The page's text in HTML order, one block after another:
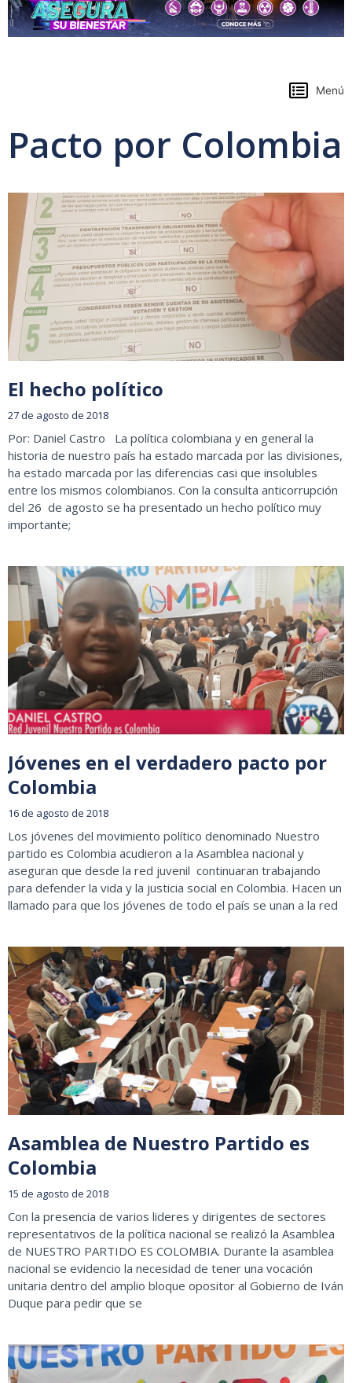
Menú
Pacto por Colombia
El hecho político
27 de agosto de 2018
Por: Daniel Castro La política colombiana y en general la
historia de nuestro país ha estado marcada por las divisiones,
ha estado marcada por las diferencias casi que insolubles
entre los mismos colombianos. Con la consulta anticorrupción
del 26 de agosto se ha presentado un hecho político muy
importante;
Jóvenes en el verdadero pacto por
Colombia
16 de agosto de 2018
Los jóvenes del movimiento político denominado Nuestro
partido es Colombia acudieron a la Asamblea nacional y
aseguran que desde la red juvenil continuaran trabajando
para defender la vida y la justicia social en Colombia. Hacen un
llamado para que los jóvenes de todo el país se unan a la red
Asamblea de Nuestro Partido es
Colombia
15 de agosto de 2018
Con la presencia de varios lideres y dirigentes de sectores
representativos de la política nacional se realizó la Asamblea
de NUESTRO PARTIDO ES COLOMBIA. Durante la asamblea
nacional se evidencio la necesidad de tener una vocación
unitaria dentro del amplio bloque opositor al Gobierno de Iván
Duque para pedir que se